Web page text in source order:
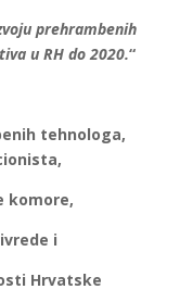
prehrambenih
u RH do 2020.“
tehnologa,
komore,
i
Hrvatske